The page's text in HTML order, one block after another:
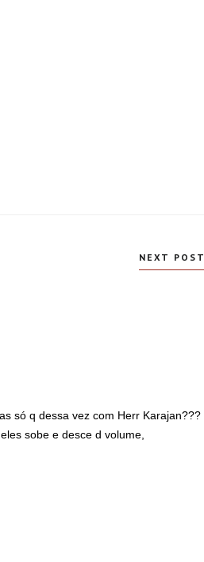
NEXT POST
só q dessa vez com Herr Karajan???
sobe e desce d volume,